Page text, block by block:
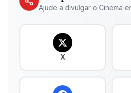
Ajude a divulgar o Cinema
X